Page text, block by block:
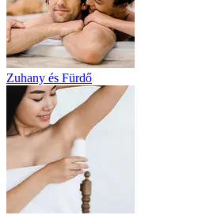
Zuhany és Fürdő